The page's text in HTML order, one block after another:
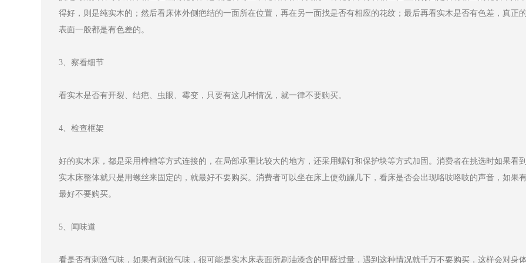
得好，则是纯实木的；然后看床体外侧疤结的一面所在位置，再在另一面找是否有相应的花纹；最后再看实木是否有色差，真正
表面一般都是有色差的。
3、察看细节
看实木是否有开裂、结疤、虫眼、霉变，只要有这几种情况，就一律不要购买。
4、检查框架
好的实木床，都是采用榫槽等方式连接的，在局部承重比较大的地方，还采用螺钉和保护块等方式加固。消费者在挑选时如果看
实木床整体就只是用螺丝来固定的，就最好不要购买。消费者可以坐在床上使劲蹦几下，看床是否会出现咯吱咯吱的声音，如果
最好不要购买。
5、闻味道
看是否有刺激气味，如果有刺激气味，很可能是实木床表面所刷油漆含的甲醛过量，遇到这种情况就千万不要购买，这样会对身